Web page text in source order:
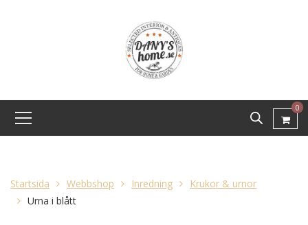
0
Startsida Webbshop Inredning
Krukor & urnor
Urna i blått